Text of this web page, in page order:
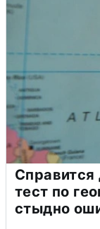
тест по
стыдно